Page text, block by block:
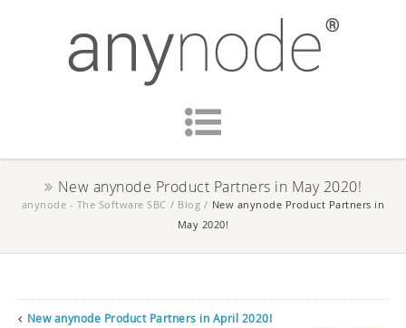
New anynode Product Partners in May 2020!
anynode - The Software SBC / Blog / New anynode Product Partners in
May 2020!
New anynode Product Partners in April 2020!